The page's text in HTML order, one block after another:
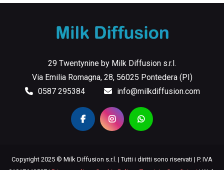
29 Twentynine by Milk Diffusion s.r.l.
Via Emilia Romagna, 28, 56025 Pontedera (PI)
0587 295384
info@milkdiffusion.com
Copyright 2025 © Milk Diffusion s.r.l. | Tutti i diritti sono riservati | P. IVA